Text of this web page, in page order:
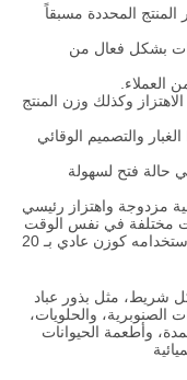
المعلمات المصنعة؛ 99 معايير المنتج المحددة مسبقاً
بشكل فعال من
وكذلك وزن المنتج
8جسم الجهاز مع SUS304/316 للاختيار؛ IP65 الغبار والتصميم الوقائي
حالة فتح لسهولة
مزدوجة واهتزاز رئيسي
مختلفة في نفس الوقت
عن طريق تحديد معايير تشغيل مختلفةيمكن استخدامه كوزن عادي بـ 20
شريط، مثل بذور عباد
الصنوبرية، والحلويات،
وأطعمة الحيوانات